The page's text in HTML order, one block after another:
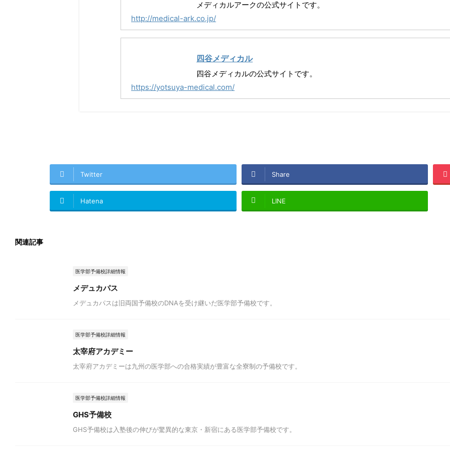
メディカルアークの公式サイトです。
http://medical-ark.co.jp/
四谷メディカル
四谷メディカルの公式サイトです。
https://yotsuya-medical.com/
Twitter Share
Hatena LINE
関連記事
医学部予備校詳細情報
メデュカパス
メデュカパスは旧両国予備校のDNAを受け継いだ医学部予備校です。
医学部予備校詳細情報
太宰府アカデミー
太宰府アカデミーは九州の医学部への合格実績が豊富な全寮制の予備校です。
医学部予備校詳細情報
GHS予備校
GHS予備校は入塾後の伸びが驚異的な東京・新宿にある医学部予備校です。